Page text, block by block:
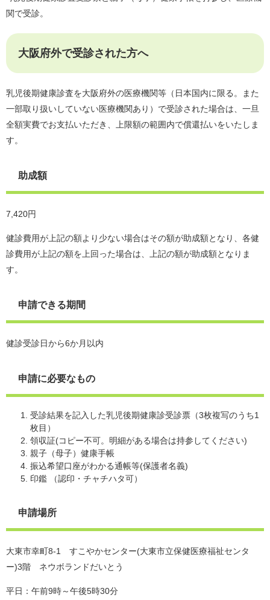
関で受診。
大阪府外で受診された方へ
乳児後期健康診査を大阪府外の医療機関等（日本国内に限る。また
一部取り扱いしていない医療機関あり）で受診された場合は、一旦
全額実費でお支払いただき、上限額の範囲内で償還払いをいたしま
す。
助成額
7,420円
健診費用が上記の額より少ない場合はその額が助成額となり、各健
診費用が上記の額を上回った場合は、上記の額が助成額となりま
す。
申請できる期間
健診受診日から6か月以内
申請に必要なもの
受診結果を記入した乳児後期健康診受診票（3枚複写のうち1
枚目）
領収証(コピー不可。明細がある場合は持参してください)
親子（母子）健康手帳
振込希望口座がわかる通帳等(保護者名義)
印鑑 （認印・チャチハタ可）
申請場所
大東市幸町8-1 すこやかセンター(大東市立保健医療福祉センタ
ー)3階 ネウボランドだいとう
平日：午前9時～午後5時30分